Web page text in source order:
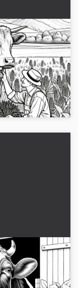
af
(Gratis)
af en ko, der
Download
med en ko